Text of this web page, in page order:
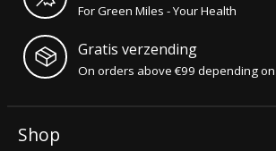
For Green Miles - Your Health
Gratis verzending
On orders above €99 depending
Shop